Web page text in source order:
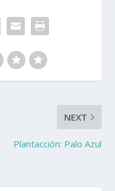
NEXT
Plantacción: Palo Azul